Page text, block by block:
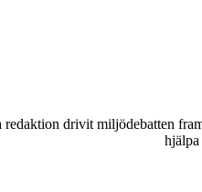
drivit miljödebatten
hjälpa